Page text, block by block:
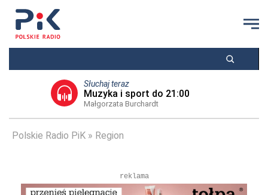
Słuchaj teraz
Muzyka i sport do 21:00
Małgorzata Burchardt
Polskie Radio PiK Region
reklama